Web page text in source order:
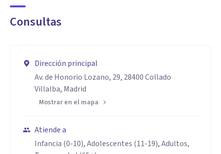
Dispongo de amplia formación y experiencia.
Formada en teorías sobre el vínculo y el apego.
causando malestar y está interfiriendo en su vida de una
manera negativa.
Mi trabajo es ayudar a la persona a reestablecer el equilibrio
psicológico perdido, entendiendo que le ocurre y ofreciendo
Especialidad
Consultas
Dirección principal
Av. de Honorio Lozano, 29, 28400 Collado
Villalba, Madrid
Mostrar en el mapa
Atiende a
Infancia (0-10), Adolescentes (11-19), Adultos,